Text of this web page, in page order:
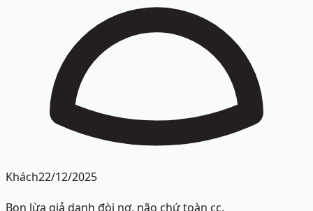
Khách22/12/2025
Bọn lừa giả danh đòi nợ, não chứ toàn cc.